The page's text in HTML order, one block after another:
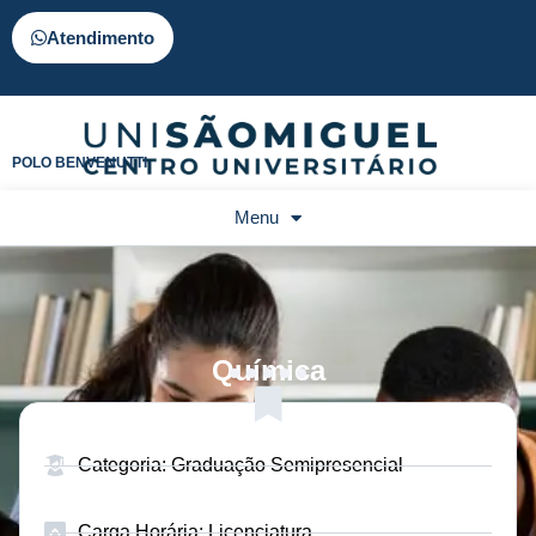
Atendimento
POLO BENVENUTTI
Menu
Química
Categoria: Graduação Semipresencial